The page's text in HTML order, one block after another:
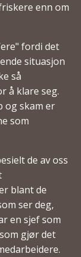
enn om
fordi det
situasjon
så
å klare seg.
og skam er
som
de av oss
blant de
ser deg,
en sjef som
gjør det